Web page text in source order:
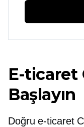
E-ticaret
Başlayın
Doğru e-ticaret